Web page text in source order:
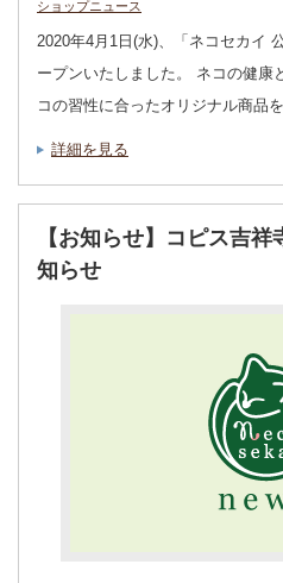
ショップニュース
2020年4月1日(水)、「ネコセカイ
ープンいたしました。 ネコの健康
コの習性に合ったオリジナル商品
詳細を見る
【お知らせ】コピス吉
知らせ